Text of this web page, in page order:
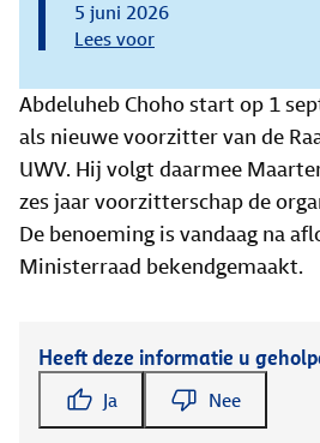
5 juni 2026
Lees voor
Abdeluheb Choho start op 1
als nieuwe voorzitter van de
UWV. Hij volgt daarmee
zes jaar voorzitterschap de
De benoeming is vandaag na
Ministerraad bekendgemaakt.
Heeft deze informatie u
Ja Nee